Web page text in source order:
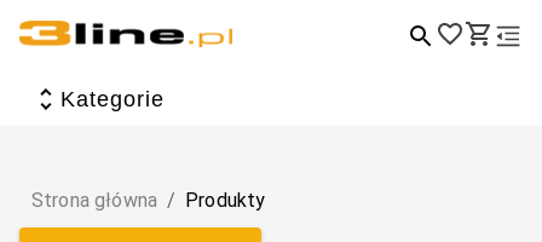
Kategorie
Wszystkie produkty
Dzieci i zabawa
Strona główna / Produkty